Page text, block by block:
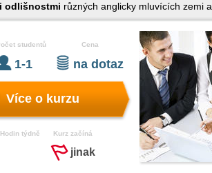
odlišnostmi různých anglicky mluvících zemi
studentů
1-1
Cena
na dotaz
Více o kurzu
týdně Kurz začíná
jinak